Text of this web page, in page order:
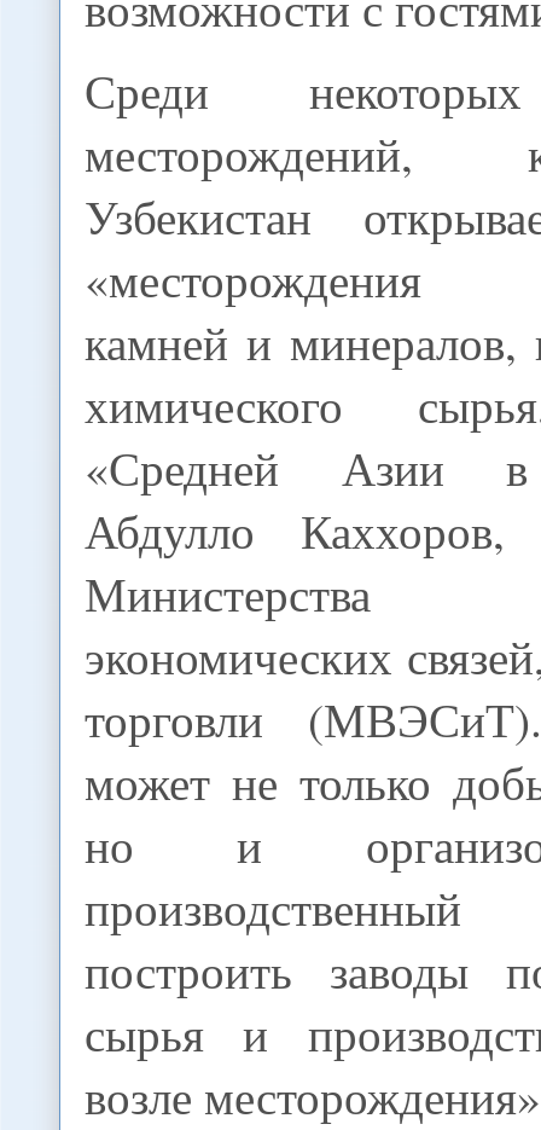
Среди
Узбекистан
«месторождения
камней и
химического
«Средней Азии в
Абдулло Каххоров,
экономических
торговли
может не только
но и
построить заводы
сырья и
возле